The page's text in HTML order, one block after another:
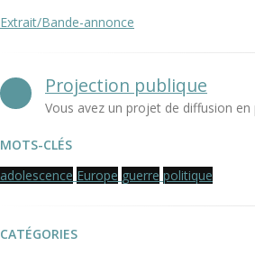
Extrait/Bande-annonce
Projection publique
Vous avez un projet de diffusion
MOTS-CLÉS
adolescence Europe guerre politique
CATÉGORIES